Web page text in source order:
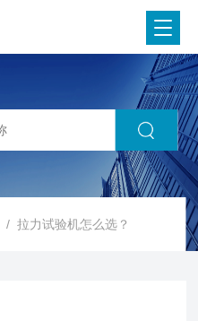
/ 拉力试验机怎么选？